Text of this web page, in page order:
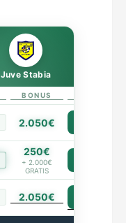
Juve Stabia
BONUS
2.050€
250€
+ 2.000€
GRATIS
2.050€